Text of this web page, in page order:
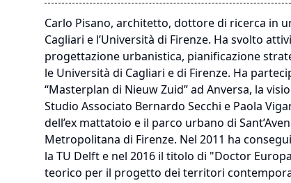
Carlo Pisano, architetto, dottore di ricerca in
Cagliari e l’Università di Firenze. Ha svolto
progettazione urbanistica, pianificazione
le Università di Cagliari e di Firenze. Ha
“Masterplan di Nieuw Zuid” ad Anversa, la
Studio Associato Bernardo Secchi e Paola
dell’ex mattatoio e il parco urbano di
Metropolitana di Firenze. Nel 2011 ha
la TU Delft e nel 2016 il titolo di "Doctor
teorico per il progetto dei territori